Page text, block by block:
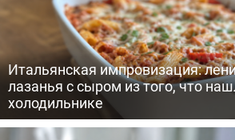
Итальянская импровизация:
лазанья с сыром из того, что
холодильнике